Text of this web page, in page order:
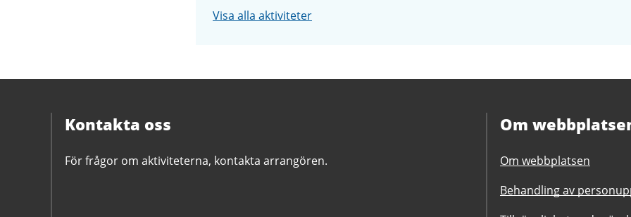
Visa alla aktiviteter
Kontakta oss
För frågor om aktiviteterna, kontakta arrangören.
Om
Om webbplatsen
Behandling av